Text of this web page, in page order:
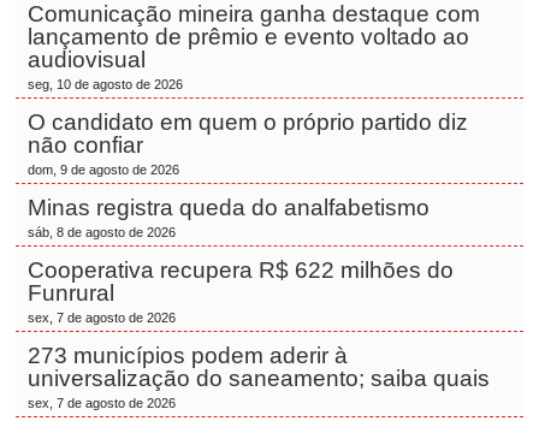
Comunicação mineira ganha destaque com
lançamento de prêmio e evento voltado ao
audiovisual
seg, 10 de agosto de 2026
O candidato em quem o próprio partido diz
não confiar
dom, 9 de agosto de 2026
Minas registra queda do analfabetismo
sáb, 8 de agosto de 2026
Cooperativa recupera R$ 622 milhões do
Funrural
sex, 7 de agosto de 2026
273 municípios podem aderir à
universalização do saneamento; saiba quais
sex, 7 de agosto de 2026